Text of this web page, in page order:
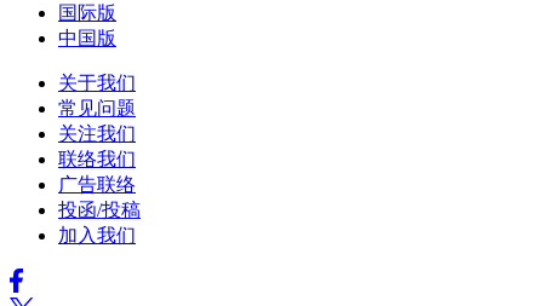
国际版
中国版
关于我们
常见问题
关注我们
联络我们
广告联络
投函/投稿
加入我们